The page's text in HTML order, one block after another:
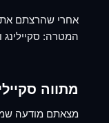
אחרי שהרצתם את
המטרה:
מתווה
מצאתם מודעה